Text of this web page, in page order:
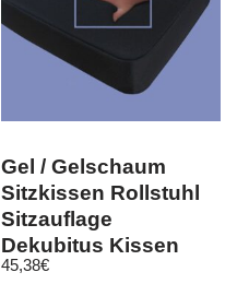
Gel / Gelschaum
Sitzkissen Rollstuhl
Sitzauflage
Dekubitus Kissen
Sitzpolster schwarz
45,38€